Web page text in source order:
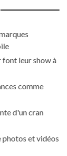
font leur show à
comme
d'un cran
photos et vidéos